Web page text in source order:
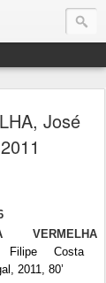
José
VERMELHA
Filipe Costa
2011, 80’